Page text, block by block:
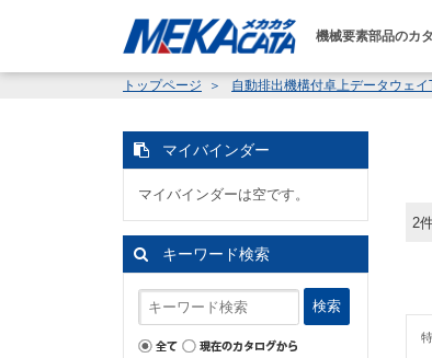
機械要素部品のカ
トップページ 自動排出機構付卓上データウェ
2
マイバインダー
マイバインダーは空です。
キーワード検索
検索